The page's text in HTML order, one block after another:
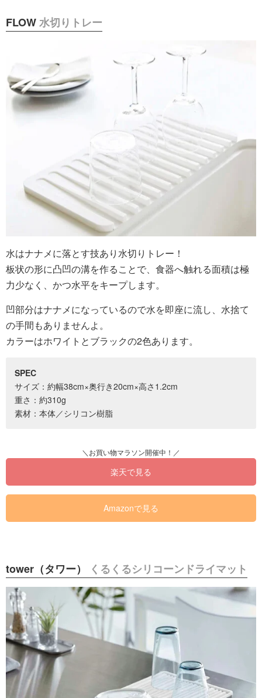
FLOW水切りトレー
水はナナメに落とす技あり水切りトレー！
板状の形に凸凹の溝を作ることで、食器へ触れる面積は極
力少なく、かつ水平をキープします。
凹部分はナナメになっているので水を即座に流し、水捨て
の手間もありませんよ。
カラーはホワイトとブラックの2色あります。
SPEC
サイズ：約幅38cm×奥行き20cm×高さ1.2cm
重さ：約310g
素材：本体／シリコン樹脂
楽天で見る
Amazonで見る
tower（タワー） くるくるシリコーンドライマット